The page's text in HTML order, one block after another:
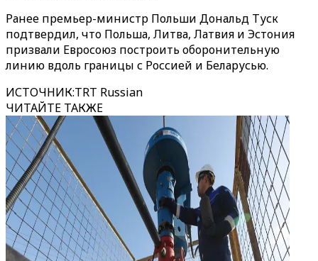
Ранее премьер-министр Польши Дональд Туск
подтвердил, что Польша, Литва, Латвия и Эстония
призвали Евросоюз построить оборонительную
линию вдоль границы с Россией и Беларусью.
ИСТОЧНИК:TRT Russian
ЧИТАЙТЕ ТАКЖЕ